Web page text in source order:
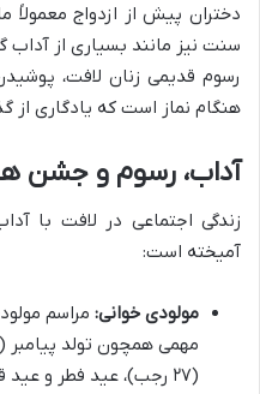
دختران پیش از ازدواج معمولاً
سنت نیز مانند بسیاری از آداب
رسوم قدیمی زنان لافت،
هنگام نماز است که یادگاری
آداب، رسوم و جشن
زندگی اجتماعی در لافت با
آمیخته است:
مولودی خوانی: مراسم
(۲۷ رجب)، عید فطر و